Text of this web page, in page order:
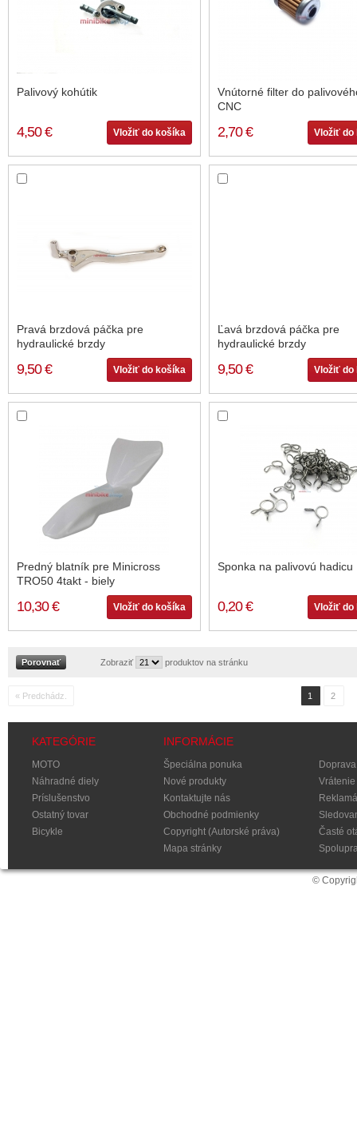
Palivový kohútik
4,50 € Vložiť do košíka
Vnútorné filter do
CNC
2,70 € Vložiť do
Pravá brzdová páčka pre
hydraulické brzdy
9,50 € Vložiť do košíka
Ľavá brzdová páčka pre
hydraulické brzdy
9,50 € Vložiť do
Predný blatník pre Minicross
TRO50 4takt - biely
10,30 € Vložiť do košíka
Sponka na palivovú hadicu
0,20 € Vložiť do
Zobraziť produktov na stránku
« Predchádz. 1 2
KATEGÓRIE
MOTO
Náhradné diely
Príslušenstvo
Ostatný tovar
Bicykle
INFORMÁCIE
Špeciálna ponuka
Nové produkty
Kontaktujte nás
Obchodné podmienky
Copyright (Autorské práva)
Mapa stránky
Časté
©